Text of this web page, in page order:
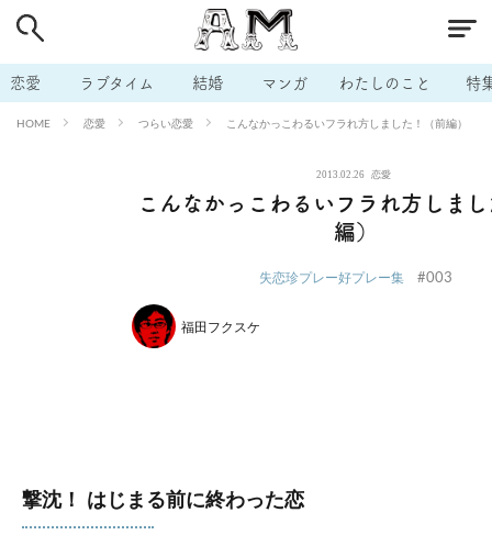
恋愛 ラブタイム 結婚 マンガ わたしのこと 特
HOME 恋愛 つらい恋愛 こんなかっこわるいフラれ方しました！（前編）
2013.02.26 恋愛
こんなかっこわるいフラれ方しま
編）
失恋珍プレー好プレー集 #003
福田フクスケ
撃沈！ はじまる前に終わった恋
# 男の本音 # セフレ # 不倫
# 出会う方法 # マッチングアプリ # ラブグッズ # 体の相